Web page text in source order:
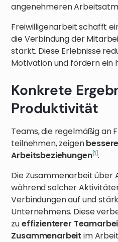
angenehmeren
Freiwilligenarbeit schafft
die Verbindung der
stärkt. Diese Erlebnisse
Motivation und fördern ein
Konkrete
Produktivität
Teams, die regelmäßig an
teilnehmen, zeigen
Arbeitsbeziehungen[1].
Die Zusammenarbeit über
während solcher
Verbindungen auf und
Unternehmens. Diese
zueffizienterer
Zusammenarbeit im